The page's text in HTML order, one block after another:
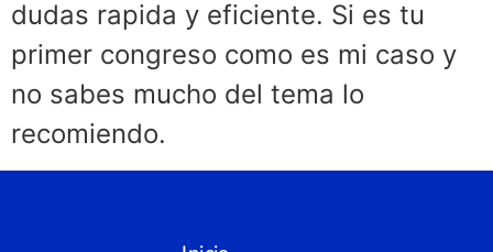
dudas rapida y eficiente. Si es tu
primer congreso como es mi caso y
no sabes mucho del tema lo
recomiendo.